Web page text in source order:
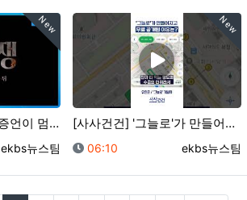
New
기억 전쟁 : '위안부' 증언이 멈춘 뒤 [예고] | …
등록자
ekbs뉴스팀
New
[사사건건] '그늘로'가 만들어지고 무료 공개된 이유는…
등록일
06:10 등록자
ekbs뉴스팀